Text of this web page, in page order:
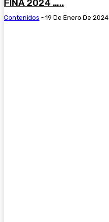
FINA 2024 …..
Contenidos - 19 De Enero De 2024